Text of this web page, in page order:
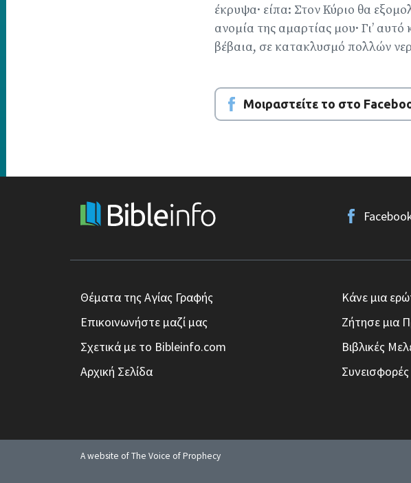
έκρυψα· είπα: Στον Κύριο θα
ανομία της αμαρτίας μου· Γι’
βέβαια, σε κατακλυσμό πολλών
Μοιραστείτε το στο
Θέματα της Αγίας Γραφής
Επικοινωνήστε μαζί μας
Σχετικά με το Bibleinfo.com
Αρχική Σελίδα
Κάνε μια
Ζήτησε μια
Βιβλικές
Συνεισφορές
A website of The Voice of Prophecy